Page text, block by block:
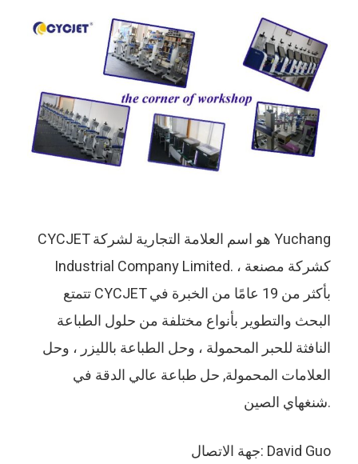
CYCJET هو اسم العلامة التجارية لشركة Yuchang
Industrial Company Limited. كشركة مصنعة ،
تتمتع CYCJET بأكثر من 19 عامًا من الخبرة في
البحث والتطوير بأنواع مختلفة من حلول الطباعة
النافثة للحبر المحمولة ، وحل الطباعة بالليزر ، وحل
العلامات المحمولة, حل طباعة عالي الدقة في
شنغهاي الصين.
جهة الاتصال: David Guo